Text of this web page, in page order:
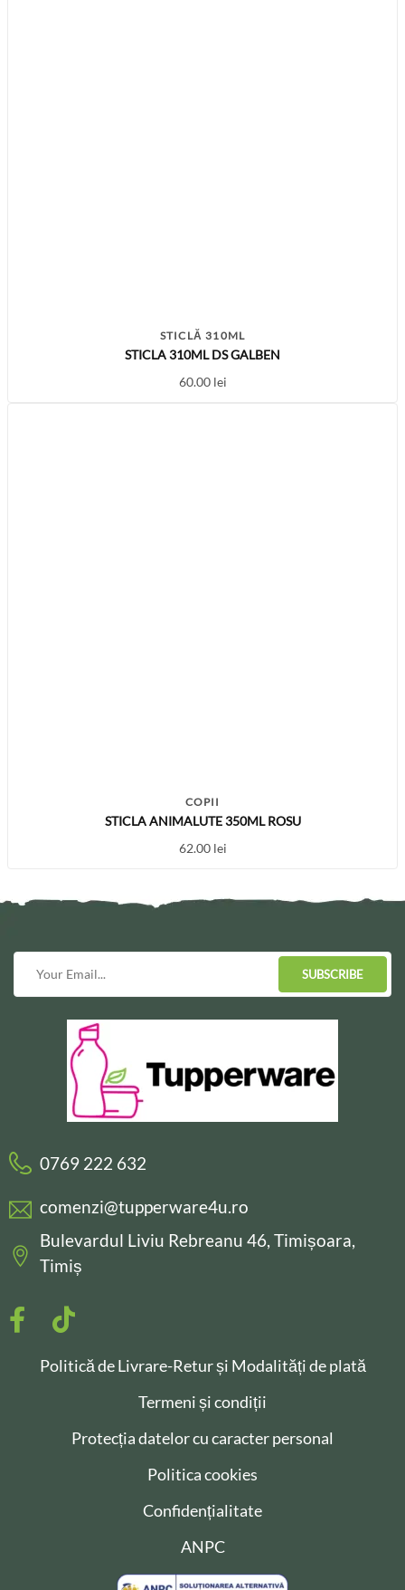
STICLĂ 310ML
STICLA 310ML DS GALBEN
60.00 lei
COPII
STICLA ANIMALUTE 350ML ROSU
62.00 lei
SUBSCRIBE
0769 222 632
comenzi@tupperware4u.ro
Bulevardul Liviu Rebreanu 46, Timișoara,
Timiș
Politică de Livrare-Retur și Modalități de plată
Termeni și condiții
Protecția datelor cu caracter personal
Politica cookies
Confidențialitate
ANPC